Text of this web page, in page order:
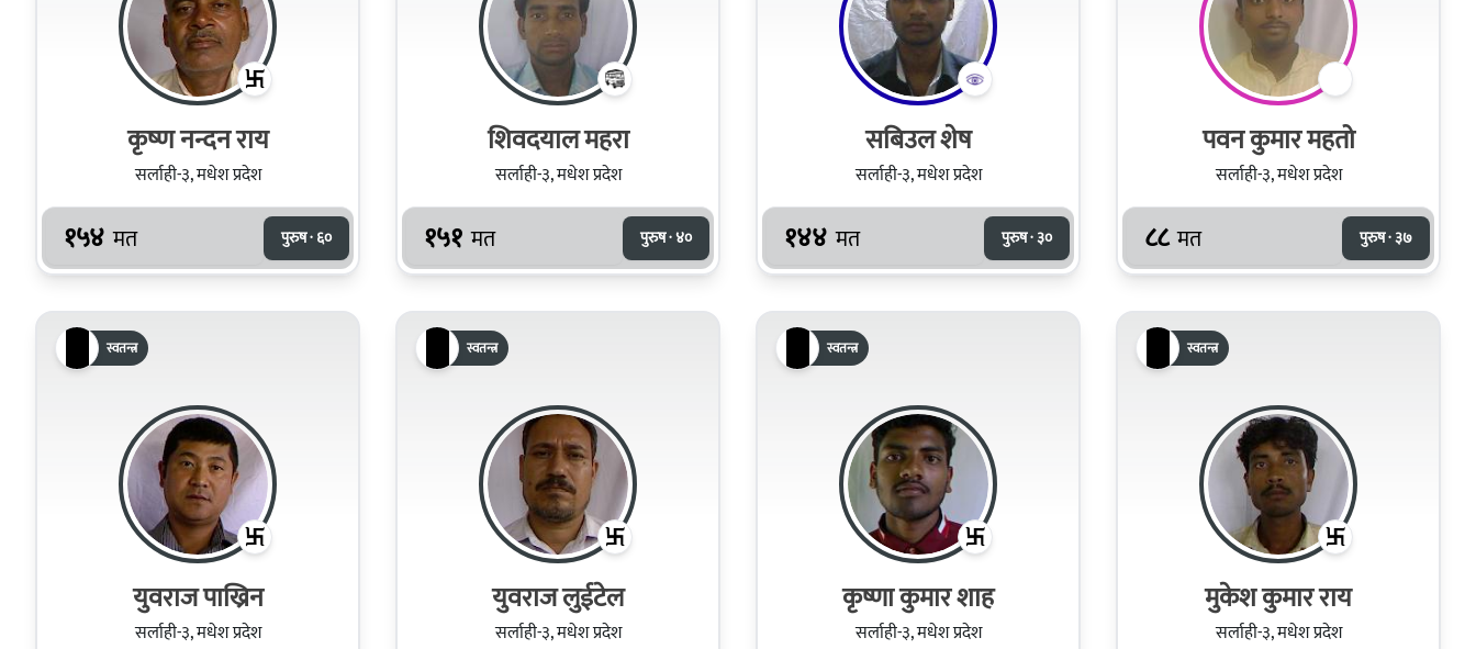
कृष्‍ण नन्दन राय
सर्लाही-३, मधेश प्रदेश
१५४ मत पुरुष · ६०
शिवदयाल महरा
सर्लाही-३, मधेश प्रदेश
१५१ मत पुरुष · ४०
सबिउल शेष
सर्लाही-३, मधेश प्रदेश
१४४ मत पुरुष · ३०
पवन कुमार महतो
सर्लाही-३, मधेश प्रदेश
८८ मत पुरुष · ३७
स्वतन्त्र
युवराज पाख्रिन
सर्लाही-३, मधेश प्रदेश
स्वतन्त्र
युवराज लुईटेल
सर्लाही-३, मधेश प्रदेश
स्वतन्त्र
कृष्णा कुमार शाह
सर्लाही-३, मधेश प्रदेश
स्वतन्त्र
मुकेश कुमार राय
सर्लाही-३, मधेश प्रदेश